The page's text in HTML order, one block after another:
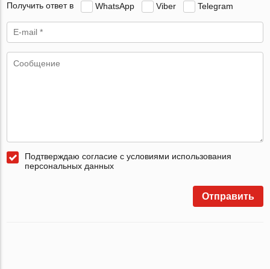
Получить ответ в WhatsApp Viber Telegram
Подтверждаю согласие с условиями использования
персональных данных
Отправить